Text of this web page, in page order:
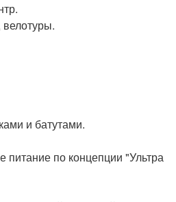
велотуры.
и батутами.
питание по концепции "Ультра